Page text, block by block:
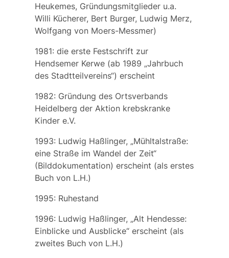
Heukemes, Gründungsmitglieder u.a.
Willi Kücherer, Bert Burger, Ludwig Merz,
Wolfgang von Moers-Messmer)
1981: die erste Festschrift zur
Hendsemer Kerwe (ab 1989 „Jahrbuch
des Stadtteilvereins“) erscheint
1982: Gründung des Ortsverbands
Heidelberg der Aktion krebskranke
Kinder e.V.
1993: Ludwig Haßlinger, „Mühltalstraße:
eine Straße im Wandel der Zeit“
(Bilddokumentation) erscheint (als erstes
Buch von L.H.)
1995: Ruhestand
1996: Ludwig Haßlinger, „Alt Hendesse:
Einblicke und Ausblicke“ erscheint (als
zweites Buch von L.H.)